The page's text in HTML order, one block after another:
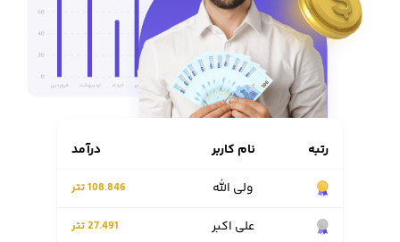
لحظه میتوانید به بازار ارزهای دیجیتال دسترسی داشته باشید.
یکی از مهمترین دغدغه های معامله گران ایرانی، نقد کردن سریع دارایی
خود است. تصور کنید به دنبال فروش ارز دیجیتال و تبدیل رمز ارز به
تومان هستید و میخواهید سریعا به حساب بانکی خود واریز نمایید؛ در
این شرایط اهمیت برداشت آنی دوچندان می شود. در صرافی اوکی
رتبه نام کاربر
درآمد
ولی الله
108.846 تتر
علی اكبر 27.491 تتر